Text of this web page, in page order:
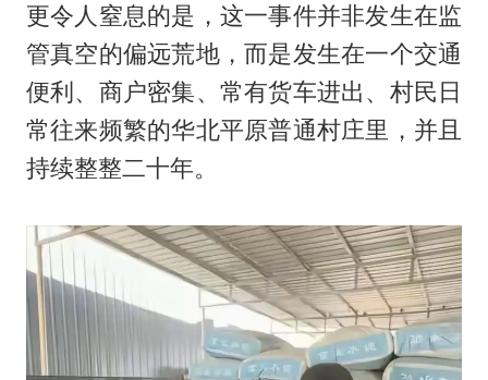
更令人窒息的是，这一事件并非发生在监
管真空的偏远荒地，而是发生在一个交通
便利、商户密集、常有货车进出、村民日
常往来频繁的华北平原普通村庄里，并且
持续整整二十年。